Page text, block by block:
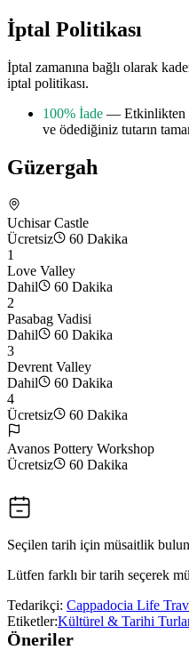
İptal Politikası
İptal zamanına bağlı olarak
iptal politikası.
100% İade — Etkinlikten
ve ödediğiniz tutarın
Güzergah
Uchisar Castle
Ücretsiz
60 Dakika
1
Love Valley
Dahil
60 Dakika
2
Pasabag Vadisi
Dahil
60 Dakika
3
Devrent Valley
Dahil
60 Dakika
4
Ücretsiz
60 Dakika
Avanos Pottery Workshop
Ücretsiz
60 Dakika
Seçilen tarih için müsaitlik
Lütfen farklı bir tarih seçerek
Tedarikçi: Cappadocia Life
Etiketler:Kültürel & Tarihi
Öneriler